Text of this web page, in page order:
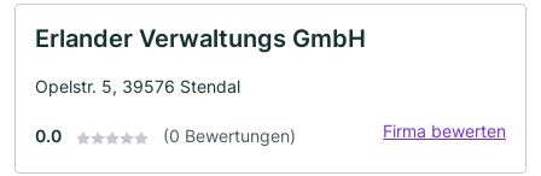
Erlander Verwaltungs GmbH
Opelstr. 5, 39576 Stendal
0.0 (0 Bewertungen) Firma bewerten